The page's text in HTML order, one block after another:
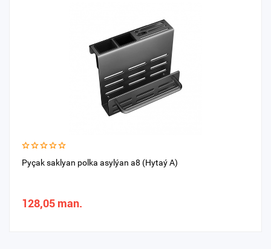
Pyçak saklyan polka asylýan a8 (Hytaý A)
128,05 man.